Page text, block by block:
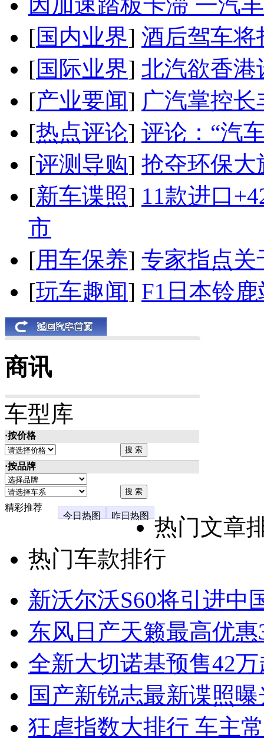
因加速踏板卡滞 一汽
[国内业界] 酒后驾车将
[国际业界] 北汽欲香港
[产业要闻] 广汽掌控
[热点评论] 评论：“汽
[评测导购] 抢夺环保大
[新车谍照] 11款进口
市
[用车保养] 专家指点关
[玩车趣闻] F1日本铃
商讯
车型库
·按价格
·按品牌
精彩推荐
今日热图
昨日热图
热门文章
热门车款排行
新沃尔沃S60将引进中
东风日产天籁最高优
全新大切诺基预售42
国产新锐志最新谍照
狂虐指数大排行 车主